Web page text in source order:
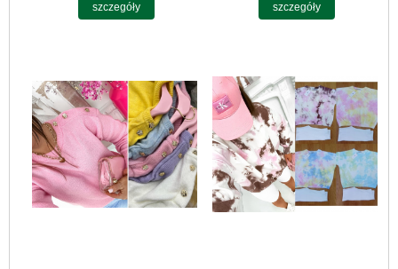
szczegóły szczegóły